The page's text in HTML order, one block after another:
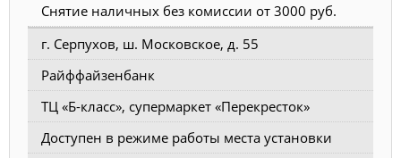
Снятие наличных без комиссии от 3000 руб.
г. Серпухов, ш. Московское, д. 55
Райффайзенбанк
ТЦ «Б-класс», супермаркет «Перекресток»
Доступен в режиме работы места установки